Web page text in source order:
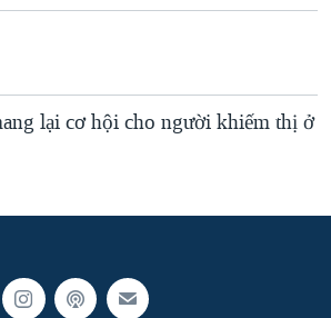
lại cơ hội cho người khiếm thị ở